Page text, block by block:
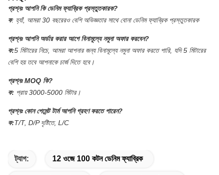
প্রশ্নঃ আপনি কি ডেনিম ফ্যাব্রিক প্রস্তুতকারক?
ক: হ্যাঁ, আমরা 30 বছরেরও বেশি অভিজ্ঞতার সাথে বোনা ডেনিম ফ্যাব্রিক প্রস্তুতকারক
প্রশ্নঃ আপনি অর্ডার করার আগে বিনামূল্যে নমুনা অফার করবেন?
ক:5 মিটারের নিচে, আমরা আপনার জন্য বিনামূল্যে নমুনা অফার করতে পারি, যদি 5 মিটারের
বেশি হয় তবে আপনাকে চার্জ দিতে হবে।
প্রশ্নঃ MOQ কি?
ক: প্রায় 3000-5000 মিটার।
প্রশ্নঃ কোন পেমেন্ট টার্ম আপনি গ্রহণ করতে পারেন?
ক:T/T, D/P দৃষ্টিতে, L/C
ট্যাগ: 12 ওজে 100 কটন ডেনিম ফ্যাব্রিক